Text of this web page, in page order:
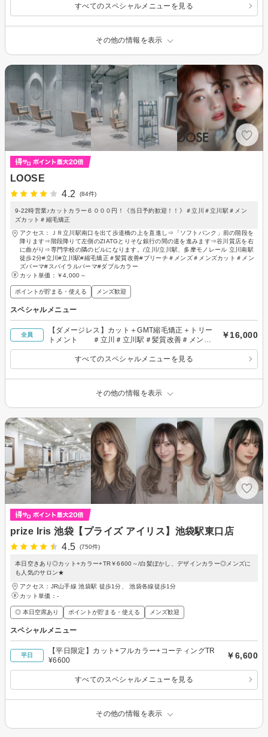
すべてのスペシャルメニューを見る
その他の情報を表示
LOOSE
4.2
(84件)
9-22時営業♪カットカラー６０００円！《当日予約歓迎！！》＃立川＃立川駅＃メン
ズカット＃縮毛矯正
アクセス：ＪＲ立川駅南口を出て歩道橋の上を直進し⇒「ソフトバンク」前の階段を
降ります⇒階段降りて左側のZIATGとりそな銀行の間の道を進みます⇒谷川質店を右
に曲がり⇒専門学校の隣のビルになります。/立川/立川駅、多摩モノレール 立川南駅
徒歩2分#立川#立川駅#縮毛矯正＃髪質改善#ブリーチ＃メンズ＃メンズカット＃メン
ズパーマ#スパイラルパーマ#ダブルカラー
カット単価： ￥4,000～
ポイントが貯まる・使える メンズ歓迎
スペシャルメニュー
全員
【ダメージレス】カット＋GMT縮毛矯正＋トリー
トメント ＃立川＃立川駅＃髪質改善＃メンズ
カット
￥16,000
すべてのスペシャルメニューを見る
その他の情報を表示
prize Iris 池袋【プライズ アイリス】池袋駅東口店
4.5
(750件)
本日空きあり◎カット+カラー+TR￥6600～/白髪ぼかし、デザインカラー◎メンズに
も人気のサロン★
アクセス：JR山手線 池袋駅 徒歩1分、 池袋各線徒歩1分
カット単価： -
◎ 本日空席あり ポイントが貯まる・使える メンズ歓迎
スペシャルメニュー
平日
【平日限定】カット+フルカラー+コーティングTR
¥6600
￥6,600
すべてのスペシャルメニューを見る
その他の情報を表示